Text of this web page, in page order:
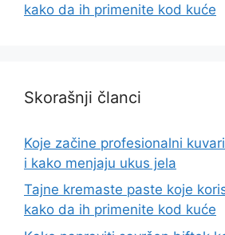
kako da ih primenite kod kuće
Skorašnji članci
Koje začine profesionalni
i kako menjaju ukus jela
Tajne kremaste paste koje
kako da ih primenite kod kuće